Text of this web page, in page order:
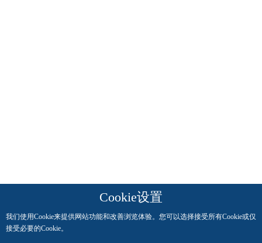
Cookie设置
我们使用Cookie来提供网站功能和改善浏览体验。您可以选择接受所有Cookie或仅
接受必要的Cookie。